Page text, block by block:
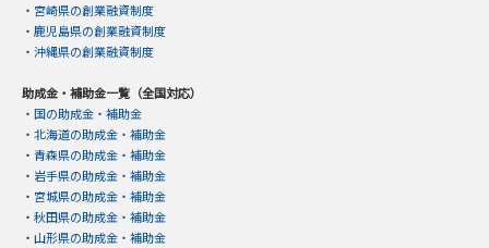
・ 宮崎県の創業融資制度
・ 鹿児島県の創業融資制度
・ 沖縄県の創業融資制度
助成金・補助金一覧（全国対応）
・ 国の助成金・補助金
・ 北海道の助成金・補助金
・ 青森県の助成金・補助金
・ 岩手県の助成金・補助金
・ 宮城県の助成金・補助金
・ 秋田県の助成金・補助金
・ 山形県の助成金・補助金